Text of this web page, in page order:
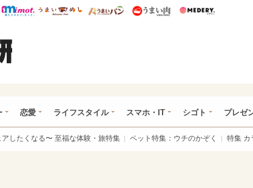
ウレぴあ総研 ディズニー特集
mimot. うまいめし うまいパン うまい肉
恋愛 ライフスタイル スマホ・IT シゴト プレゼ
アしたくなる〜 至福な体験・旅特集 ペット特集：ウチのかぞく 特集 カ